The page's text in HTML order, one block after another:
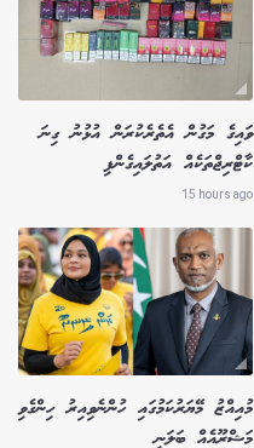
ވައިގެ މަގުން އެތެރެކުރަން އުޅުނު ގިނަ
ކާޓްރިޖްތަކެއް އަތުލައިގެންފި
15 hours ago
މުއިއްޒު މޭޔަރުކަމުގައި ހުންނެވިއިރު ހިންގެވި
މަޝްރޫއެއް ބަލަނީ